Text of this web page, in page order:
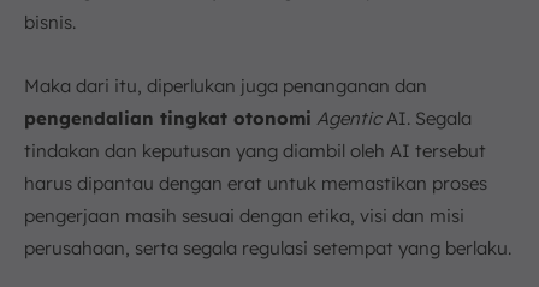
bisnis.
Maka dari itu, diperlukan juga penanganan dan
pengendalian tingkat otonomi AgenticAI. Segala
tindakan dan keputusan yang diambil oleh AI tersebut
harus dipantau dengan erat untuk memastikan proses
pengerjaan masih sesuai dengan etika, visi dan misi
perusahaan, serta segala regulasi setempat yang berlaku.